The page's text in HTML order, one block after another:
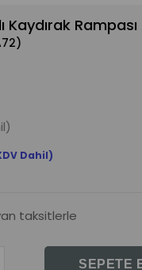
Dahil)
taksitlerle